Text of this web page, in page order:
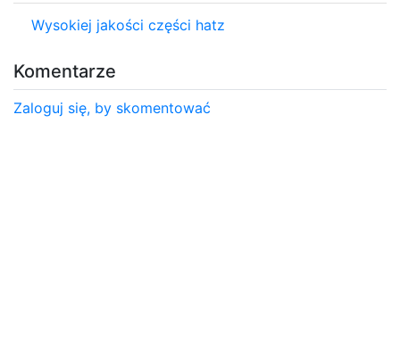
Wysokiej jakości części hatz
Komentarze
Zaloguj się, by skomentować